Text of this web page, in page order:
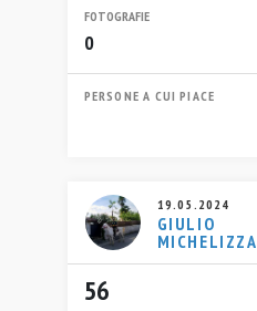
FOTOGRAFIE
0
PERSONE A CUI PIACE
19.05.2024
GIULIO
MICHELIZZA
56